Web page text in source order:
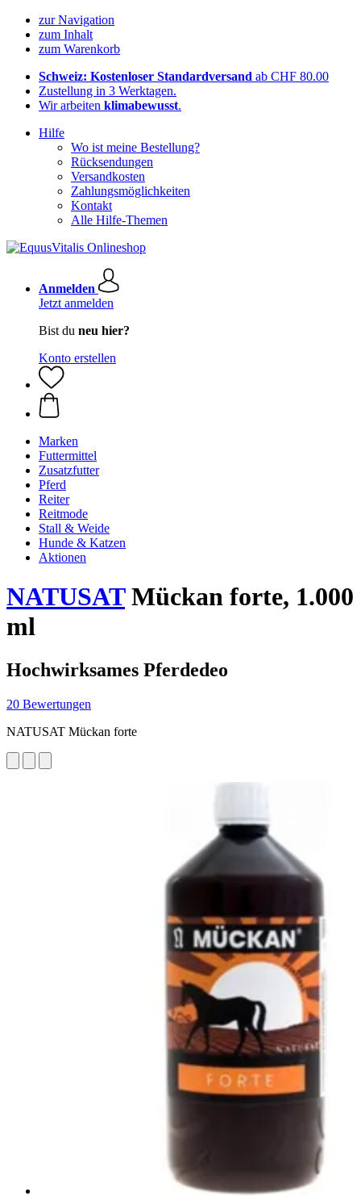
zur Navigation
zum Inhalt
zum Warenkorb
Schweiz: Kostenloser Standardversand ab CHF 80.00
Zustellung in 3 Werktagen.
Wir arbeiten klimabewusst.
Hilfe
Wo ist meine Bestellung?
Rücksendungen
Versandkosten
Zahlungsmöglichkeiten
Kontakt
Alle Hilfe-Themen
Anmelden
Jetzt anmelden
Bist du neu hier?
Konto erstellen
Marken
Futtermittel
Zusatzfutter
Pferd
Reiter
Reitmode
Stall & Weide
Hunde & Katzen
Aktionen
NATUSATMückan forte, 1.000
ml
Hochwirksames Pferdedeo
20 Bewertungen
NATUSAT Mückan forte